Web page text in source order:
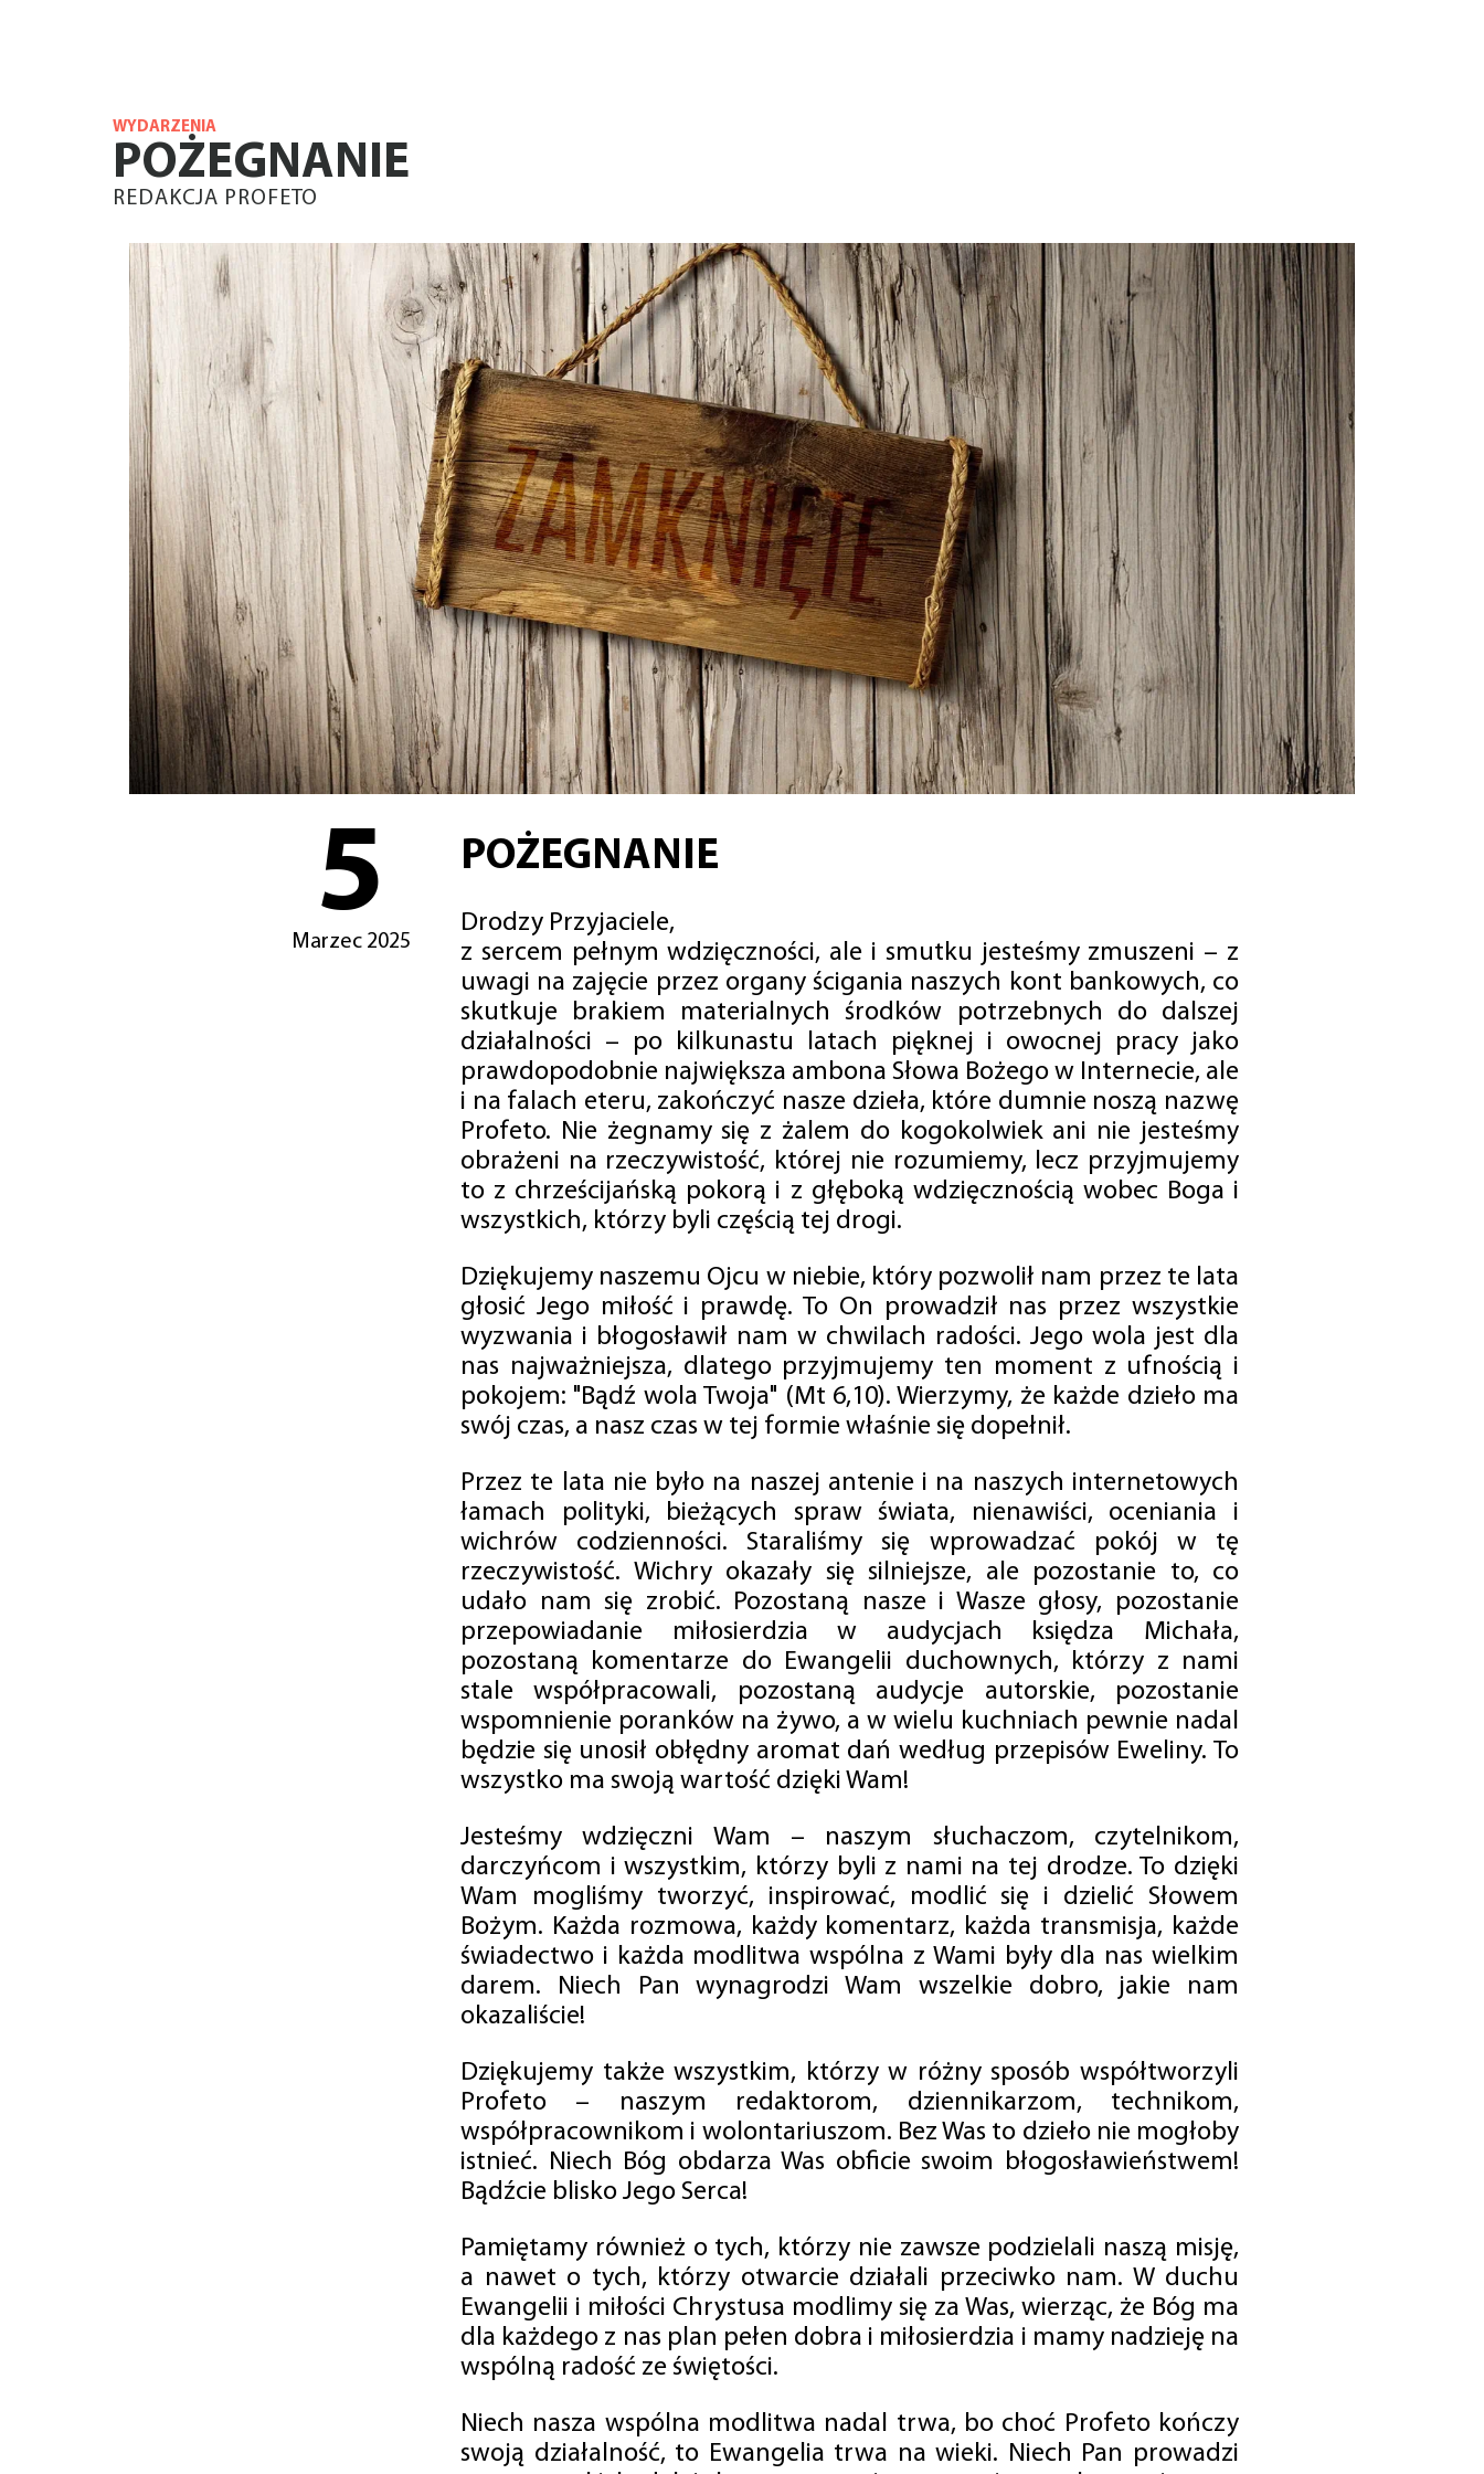
WYDARZENIA
POŻEGNANIE
REDAKCJA PROFETO
5
Marzec 2025
POŻEGNANIE
Drodzy Przyjaciele,
z sercem pełnym wdzięczności, ale i smutku jesteśmy zmuszeni – z
uwagi na zajęcie przez organy ścigania naszych kont bankowych, co
skutkuje brakiem materialnych środków potrzebnych do dalszej
działalności – po kilkunastu latach pięknej i owocnej pracy jako
prawdopodobnie największa ambona Słowa Bożego w Internecie, ale
i na falach eteru, zakończyć nasze dzieła, które dumnie noszą nazwę
Profeto. Nie żegnamy się z żalem do kogokolwiek ani nie jesteśmy
obrażeni na rzeczywistość, której nie rozumiemy, lecz przyjmujemy
to z chrześcijańską pokorą i z głęboką wdzięcznością wobec Boga i
wszystkich, którzy byli częścią tej drogi.
Dziękujemy naszemu Ojcu w niebie, który pozwolił nam przez te lata
głosić Jego miłość i prawdę. To On prowadził nas przez wszystkie
wyzwania i błogosławił nam w chwilach radości. Jego wola jest dla
nas najważniejsza, dlatego przyjmujemy ten moment z ufnością i
pokojem: "Bądź wola Twoja" (Mt 6,10). Wierzymy, że każde dzieło ma
swój czas, a nasz czas w tej formie właśnie się dopełnił.
Przez te lata nie było na naszej antenie i na naszych internetowych
łamach polityki, bieżących spraw świata, nienawiści, oceniania i
wichrów codzienności. Staraliśmy się wprowadzać pokój w tę
rzeczywistość. Wichry okazały się silniejsze, ale pozostanie to, co
udało nam się zrobić. Pozostaną nasze i Wasze głosy, pozostanie
przepowiadanie miłosierdzia w audycjach księdza Michała,
pozostaną komentarze do Ewangelii duchownych, którzy z nami
stale współpracowali, pozostaną audycje autorskie, pozostanie
wspomnienie poranków na żywo, a w wielu kuchniach pewnie nadal
będzie się unosił obłędny aromat dań według przepisów Eweliny. To
wszystko ma swoją wartość dzięki Wam!
Jesteśmy wdzięczni Wam – naszym słuchaczom, czytelnikom,
darczyńcom i wszystkim, którzy byli z nami na tej drodze. To dzięki
Wam mogliśmy tworzyć, inspirować, modlić się i dzielić Słowem
Bożym. Każda rozmowa, każdy komentarz, każda transmisja, każde
świadectwo i każda modlitwa wspólna z Wami były dla nas wielkim
darem. Niech Pan wynagrodzi Wam wszelkie dobro, jakie nam
okazaliście!
Dziękujemy także wszystkim, którzy w różny sposób współtworzyli
Profeto – naszym redaktorom, dziennikarzom, technikom,
współpracownikom i wolontariuszom. Bez Was to dzieło nie mogłoby
istnieć. Niech Bóg obdarza Was obficie swoim błogosławieństwem!
Bądźcie blisko Jego Serca!
Pamiętamy również o tych, którzy nie zawsze podzielali naszą misję,
a nawet o tych, którzy otwarcie działali przeciwko nam. W duchu
Ewangelii i miłości Chrystusa modlimy się za Was, wierząc, że Bóg ma
dla każdego z nas plan pełen dobra i miłosierdzia i mamy nadzieję na
wspólną radość ze świętości.
Niech nasza wspólna modlitwa nadal trwa, bo choć Profeto kończy
swoją działalność, to Ewangelia trwa na wieki. Niech Pan prowadzi